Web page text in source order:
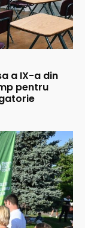
a IX-a din
pentru